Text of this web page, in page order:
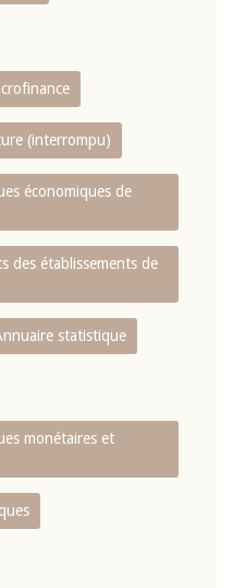
(interrompu)
économiques de
des établissements de
statistique
monétaires et